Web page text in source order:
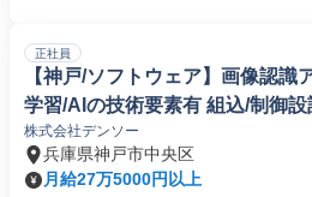
正社員
【神戸/ソフトウェア】画像認
学習/AIの技術要素有 組込/制御
株式会社デンソー
兵庫県神戸市中央区
月給27万5000円以上